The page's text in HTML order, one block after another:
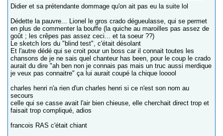
Didier et sa prétendante dommage qu'on ait pas eu la suite lol
Dédette la pauvre... Lionel le gros crado dégueulasse, qui se permet
en plus de commenter la bouffe (la quiche au maroilles pas assez de
goût ; les crêpes pas assez ceci... et ta soeur ??)
Le sketch lors du "blind test", c'était désolant
Et l'autre dédé qui se croit pour un boss car il connait toutes les
chansons de je ne sais quel chanteur has been, pour le coup le crado
aurait du dire "ah ben non je connais pas mais un truc aussi merdique
je veux pas connaitre" ça lui aurait coupé la chique looool
charles henri n'a rien d'un charles henri si ce n'est son nom au
secours
celle qui se casse avait l'air bien chieuse, elle cherchait direct trop et
faisait trop compliqué, adios
francois RAS c'était chiant